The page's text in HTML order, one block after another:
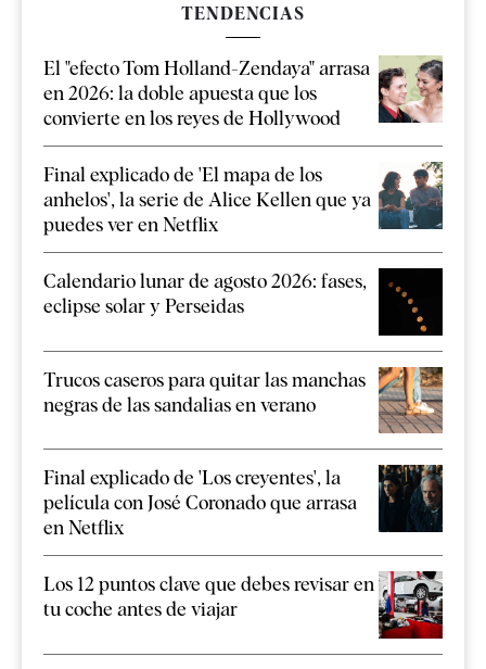
TENDENCIAS
El "efecto Tom Holland-Zendaya" arrasa
en 2026: la doble apuesta que los
convierte en los reyes de Hollywood
Final explicado de 'El mapa de los
anhelos', la serie de Alice Kellen que ya
puedes ver en Netflix
Calendario lunar de agosto 2026: fases,
eclipse solar y Perseidas
Trucos caseros para quitar las manchas
negras de las sandalias en verano
Final explicado de 'Los creyentes', la
película con José Coronado que arrasa
en Netflix
Los 12 puntos clave que debes revisar en
tu coche antes de viajar